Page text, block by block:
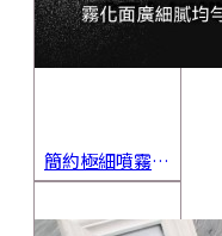
簡約極細噴霧瓶 旅行分裝瓶 保養品分裝 酒精噴霧瓶 小噴壺 香水瓶 隨身瓶